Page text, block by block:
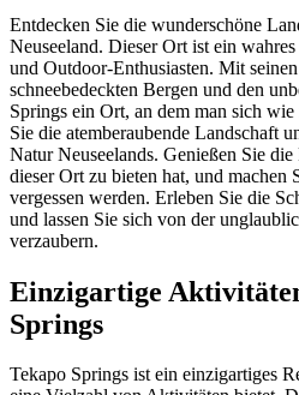
Entdecken Sie die wunderschöne
Neuseeland. Dieser Ort ist ein
und Outdoor-Enthusiasten. Mit
schneebedeckten Bergen und den
Springs ein Ort, an dem man sich
Sie die atemberaubende Landschaft
Natur Neuseelands. Genießen Sie
dieser Ort zu bieten hat, und machen
vergessen werden. Erleben Sie die
und lassen Sie sich von der
verzaubern.
Einzigartige
Springs
Tekapo Springs ist ein einzigartiges